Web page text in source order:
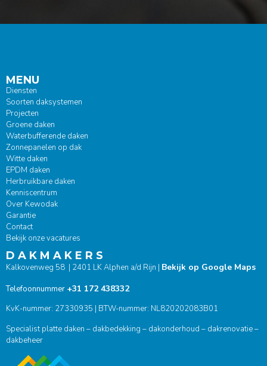
MENU
Diensten
Soorten daksystemen
Projecten
Groene daken
Waterbufferende daken
Zonnepanelen op dak
Witte daken
EPDM daken
Herbruikbare daken
Kenniscentrum
Over Kewodak
Garantie
Contact
Bekijk onze vacatures
D A K M A K E R S
Kalkovenweg 58 | 2401 LK Alphen a/d Rijn | Bekijk op Google Maps
Telefoonnummer +31 172 438332
KvK-nummer: 27330935 | BTW-nummer: NL820202083B01
Specialist platte daken – dakbedekking – dakonderhoud – dakrenovatie –
dakbeheer